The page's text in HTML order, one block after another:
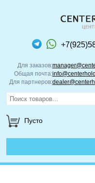
Для заказов:
Общая почта:
Для партнеров:
Пусто